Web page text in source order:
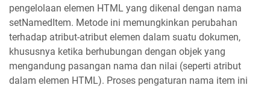
pengelolaan elemen HTML yang dikenal dengan nama
setNamedItem. Metode ini memungkinkan perubahan
terhadap atribut-atribut elemen dalam suatu dokumen,
khususnya ketika berhubungan dengan objek yang
mengandung pasangan nama dan nilai (seperti atribut
dalam elemen HTML). Proses pengaturan nama item ini